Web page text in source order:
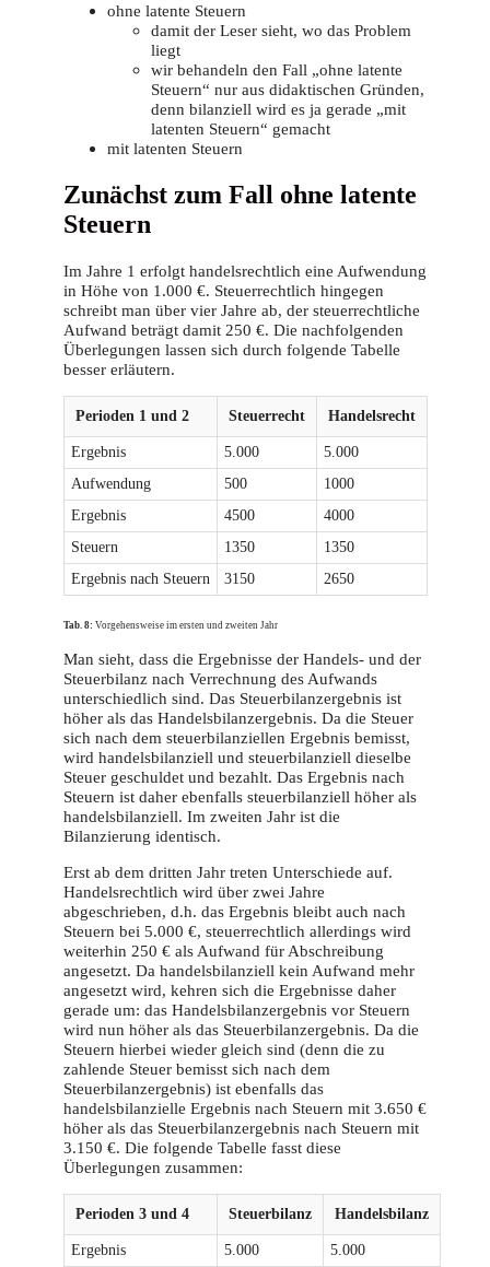
ohne latente Steuern
damit der Leser sieht, wo das Problem
liegt
wir behandeln den Fall „ohne latente
Steuern“ nur aus didaktischen Gründen,
denn bilanziell wird es ja gerade „mit
latenten Steuern“ gemacht
mit latenten Steuern
Zunächst zum Fall ohne latente
Steuern
Im Jahre 1 erfolgt handelsrechtlich eine Aufwendung
in Höhe von 1.000 €. Steuerrechtlich hingegen
schreibt man über vier Jahre ab, der steuerrechtliche
Aufwand beträgt damit 250 €. Die nachfolgenden
Überlegungen lassen sich durch folgende Tabelle
besser erläutern.
Perioden 1 und 2 Steuerrecht Handelsrecht
Ergebnis 5.000
5.000
Aufwendung
500
1000
Ergebnis
4500
4000
Steuern
1350
1350
Ergebnis nach Steuern
3150 2650
Tab. 8: Vorgehensweise im ersten und zweiten Jahr
Man sieht, dass die Ergebnisse der Handels- und der
Steuerbilanz nach Verrechnung des Aufwands
unterschiedlich sind. Das Steuerbilanzergebnis ist
höher als das Handelsbilanzergebnis. Da die Steuer
sich nach dem steuerbilanziellen Ergebnis bemisst,
wird handelsbilanziell und steuerbilanziell dieselbe
Steuer geschuldet und bezahlt. Das Ergebnis nach
Steuern ist daher ebenfalls steuerbilanziell höher als
handelsbilanziell. Im zweiten Jahr ist die
Bilanzierung identisch.
Erst ab dem dritten Jahr treten Unterschiede auf.
Handelsrechtlich wird über zwei Jahre
abgeschrieben, d.h. das Ergebnis bleibt auch nach
Steuern bei 5.000 €, steuerrechtlich allerdings wird
weiterhin 250 € als Aufwand für Abschreibung
angesetzt. Da handelsbilanziell kein Aufwand mehr
angesetzt wird, kehren sich die Ergebnisse daher
gerade um: das Handelsbilanzergebnis vor Steuern
wird nun höher als das Steuerbilanzergebnis. Da die
Steuern hierbei wieder gleich sind (denn die zu
zahlende Steuer bemisst sich nach dem
Steuerbilanzergebnis) ist ebenfalls das
handelsbilanzielle Ergebnis nach Steuern mit 3.650 €
höher als das Steuerbilanzergebnis nach Steuern mit
3.150 €. Die folgende Tabelle fasst diese
Überlegungen zusammen:
Perioden 3 und 4 Steuerbilanz Handelsbilanz
Ergebnis 5.000 5.000